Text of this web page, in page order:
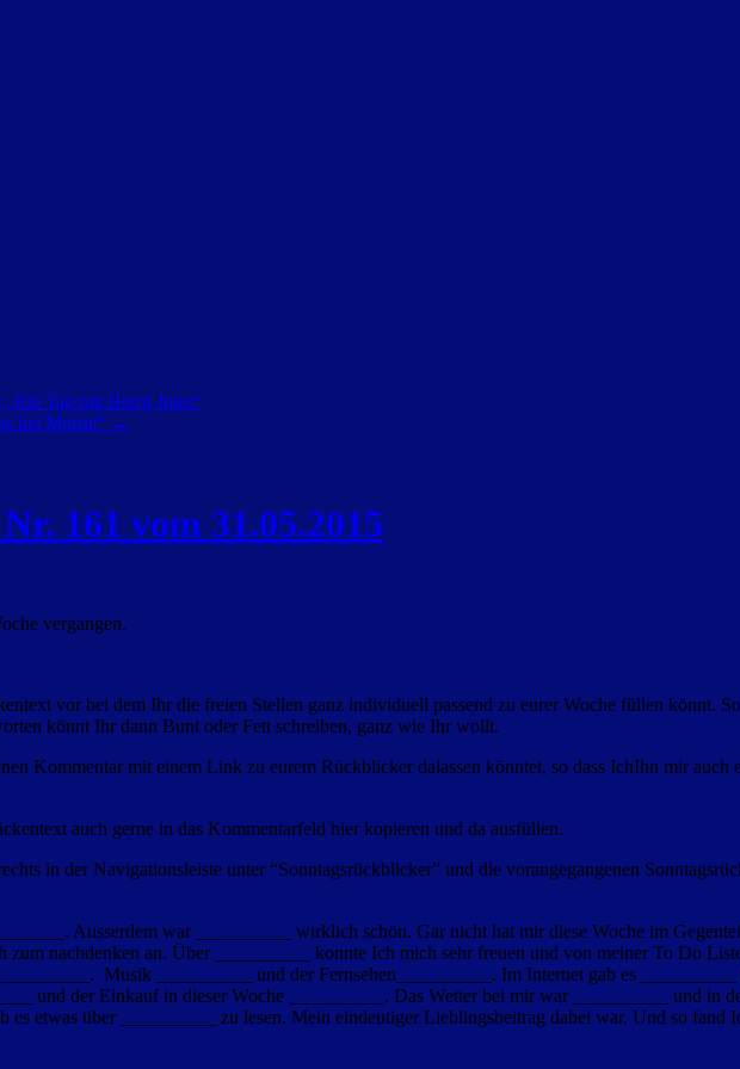
Tag mit Herrn Jules“
bei Morrie“ →
161 vom 31.05.2015
vergangen.
vor bei dem Ihr die freien Stellen ganz individuell passend zu eurer Woche füllen könnt.
könnt Ihr dann Bunt oder Fett schreiben, ganz wie Ihr wollt.
Kommentar mit einem Link zu eurem Rückblicker dalassen könntet, so dass IchIhn mir auch
auch gerne in das Kommentarfeld hier kopieren und da ausfüllen.
in der Navigationsleiste unter “Sonntagsrückblicker” und die vorangegangenen
Ausserdem war __________ wirklich schön. Gar nicht hat mir diese Woche im
zum nachdenken an. Über __________ konnte Ich mich sehr freuen und von meiner To Do
Musik __________ und der Fernsehen__________. Im Internet gab es
und der Einkauf in dieser Woche __________. Das Wetter bei mir war __________ und in
etwas über __________ zu lesen. Mein eindeutiger Lieblingsbeitrag dabei war. Und so fand